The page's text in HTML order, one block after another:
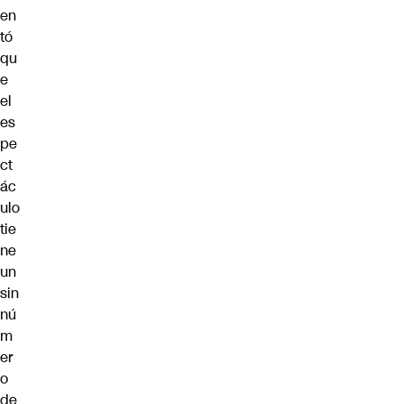
en
tó
qu
e
el
es
pe
ct
ác
ulo
tie
ne
un
sin
nú
m
er
o